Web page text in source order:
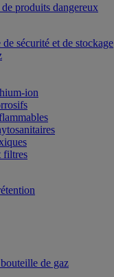
produits dangereux
sécurité et de stockage
ion
filtres
de gaz